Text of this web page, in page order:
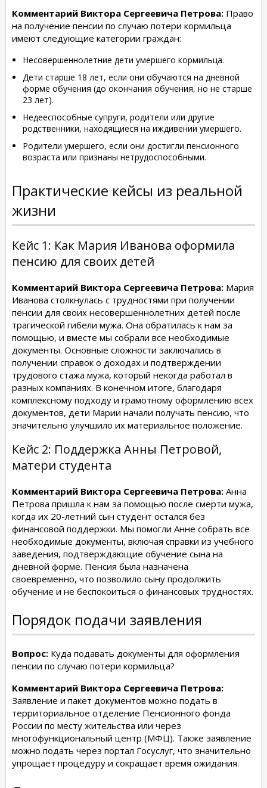
Комментарий Виктора Сергеевича Петрова: Право
на получение пенсии по случаю потери кормильца
имеют следующие категории граждан:
Несовершеннолетние дети умершего кормильца.
Дети старше 18 лет, если они обучаются на дневной
форме обучения (до окончания обучения, но не старше
23 лет).
Недееспособные супруги, родители или другие
родственники, находящиеся на иждивении умершего.
Родители умершего, если они достигли пенсионного
возраста или признаны нетрудоспособными.
Практические кейсы из реальной
жизни
Кейс 1: Как Мария Иванова оформила
пенсию для своих детей
Комментарий Виктора Сергеевича Петрова: Мария
Иванова столкнулась с трудностями при получении
пенсии для своих несовершеннолетних детей после
трагической гибели мужа. Она обратилась к нам за
помощью, и вместе мы собрали все необходимые
документы. Основные сложности заключались в
получении справок о доходах и подтверждении
трудового стажа мужа, который некогда работал в
разных компаниях. В конечном итоге, благодаря
комплексному подходу и грамотному оформлению всех
документов, дети Марии начали получать пенсию, что
значительно улучшило их материальное положение.
Кейс 2: Поддержка Анны Петровой,
матери студента
Комментарий Виктора Сергеевича Петрова: Анна
Петрова пришла к нам за помощью после смерти мужа,
когда их 20-летний сын студент остался без
финансовой поддержки. Мы помогли Анне собрать все
необходимые документы, включая справки из учебного
заведения, подтверждающие обучение сына на
дневной форме. Пенсия была назначена
своевременно, что позволило сыну продолжить
обучение и не беспокоиться о финансовых трудностях.
Порядок подачи заявления
Вопрос: Куда подавать документы для оформления
пенсии по случаю потери кормильца?
Комментарий Виктора Сергеевича Петрова:
Заявление и пакет документов можно подать в
территориальное отделение Пенсионного фонда
России по месту жительства или через
многофункциональный центр (МФЦ). Также заявление
можно подать через портал Госуслуг, что значительно
упрощает процедуру и сокращает время ожидания.